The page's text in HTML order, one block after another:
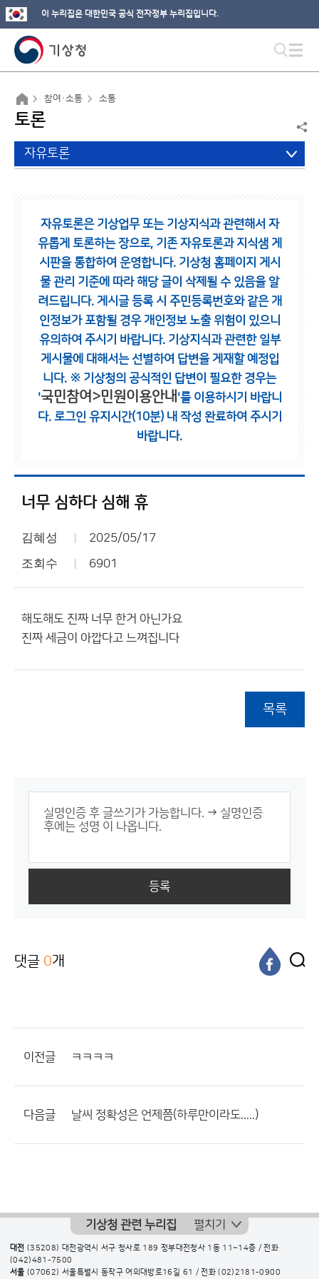
이 누리집은 대한민국 공식 전자정부 누리집입니다.
참여·소통 소통
토론
자유토론
자유토론은 기상업무 또는 기상지식과 관련해서 자
유롭게 토론하는 장으로, 기존 자유토론과 지식샘 게
시판을 통합하여 운영합니다. 기상청 홈페이지 게시
물 관리 기준에 따라 해당 글이 삭제될 수 있음을 알
려드립니다. 게시글 등록 시 주민등록번호와 같은 개
인정보가 포함될 경우 개인정보 노출 위험이 있으니
유의하여 주시기 바랍니다. 기상지식과 관련한 일부
게시물에 대해서는 선별하여 답변을 게재할 예정입
니다. ※ 기상청의 공식적인 답변이 필요한 경우는
'국민참여>민원이용안내 '를 이용하시기 바랍니
다. 로그인 유지시간(10분) 내 작성 완료하여 주시기
바랍니다.
너무 심하다 심해 휴
김혜성 2025/05/17
조회수 6901
해도해도 진짜 너무 한거 아닌가요
진짜 세금이 아깝다고 느껴집니다
목록
등록
댓글 0개
이전글 ㅋㅋㅋㅋ
다음글 날씨 정확성은 언제쯤(하루만이라도.....)
기상청 관련 누리집 펼치기
대전 (35208) 대전광역시 서구 청사로 189 정부대전청사 1동 11~14층 / 전화
(042)481-7500
서울 (07062) 서울특별시 동작구 여의대방로16길 61 / 전화(02)2181-0900